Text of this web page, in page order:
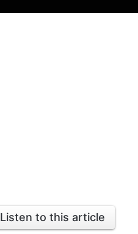
Listen to this article